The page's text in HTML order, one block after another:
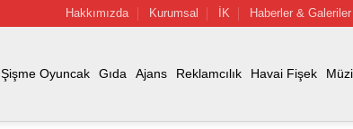
Hakkımızda Kurumsal İK Haberler & Galeriler
Şişme Oyuncak Gıda Ajans Reklamcılık Havai Fişek